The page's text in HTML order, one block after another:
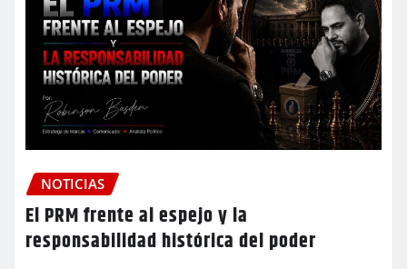
NOTICIAS
El PRM frente al espejo y la
responsabilidad histórica del poder